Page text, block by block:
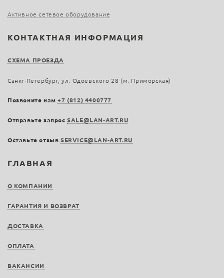
ГЛАВНАЯ
О КОМПАНИИ
ГАРАНТИЯ И ВОЗВРАТ
ДОСТАВКА
ОПЛАТА
ВАКАНСИИ
Активное сетевое оборудование
КОНТАКТНАЯ ИНФОРМАЦИЯ
СХЕМА ПРОЕЗДА
Санкт-Петербург, ул. Одоевского 28 (м. Приморская)
Позвоните нам+7 (812) 4400777
Отправьте запросSALE@LAN-ART.RU
Оставьте отзыв SERVICE@LAN-ART.RU